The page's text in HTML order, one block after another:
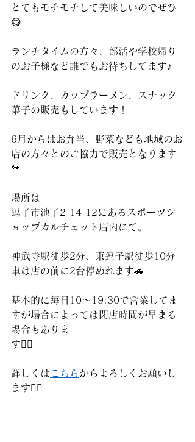
とてもモチモチして美味しいのでぜひ
😋
ランチタイムの方々、部活や学校帰り
のお子様など誰でもお待ちしてます♪
ドリンク、カップラーメン、スナック
菓子の販売もしています！
6月からはお弁当、野菜なども地域のお
店の方々とのご協力で販売となります
🥦
場所は
逗子市池子2-14-12にあるスポーツシ
ョップカルチェット店内にて。
神武寺駅徒歩2分、東逗子駅徒歩10分
車は店の前に2台停めれます🚗
基本的に毎日10〜19:30で営業してま
すが場合によっては閉店時間が早まる
場合もありま
す🙇‍♂️
詳しくは こちら からよろしくお願いし
ます💁‍♀️